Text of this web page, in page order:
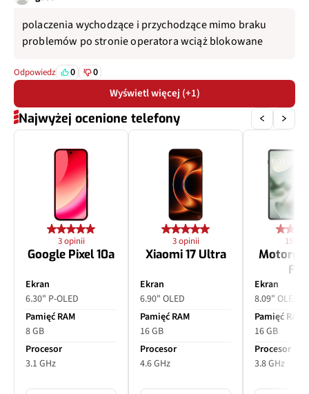
polaczenia wychodzące i przychodzące mimo braku
problemów po stronie operatora wciąż blokowane
Odpowiedz 0 0
Wyświetl więcej (+1)
Najwyżej ocenione telefony
3 opinii
Google Pixel 10a
Ekran
6.30" P-OLED
Pamięć RAM
8 GB
Procesor
3.1 GHz
3 opinii
Xiaomi 17 Ultra
Ekran
6.90" OLED
Pamięć RAM
16 GB
Procesor
4.6 GHz
15
Motorola
Ekran
8.09" OLED
Pamięć RAM
16 GB
Procesor
3.8 GHz